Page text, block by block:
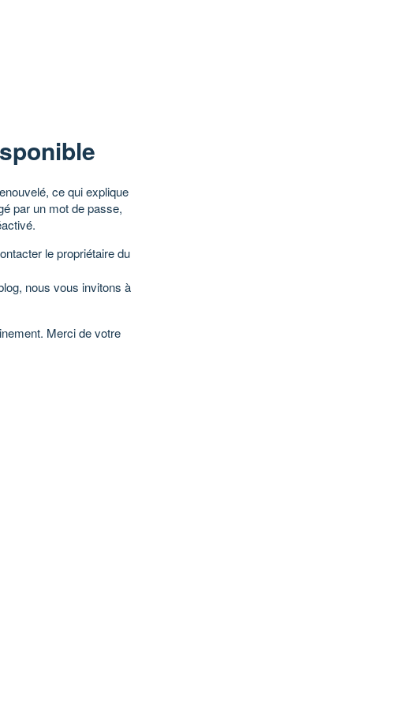
ce qui explique
par un mot de passe,
le propriétaire du
nous vous invitons à
Merci de votre